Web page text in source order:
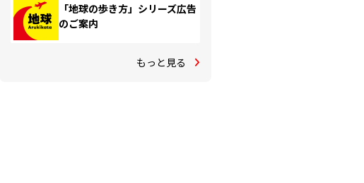
「地球の歩き方」シリーズ広告
のご案内
もっと見る